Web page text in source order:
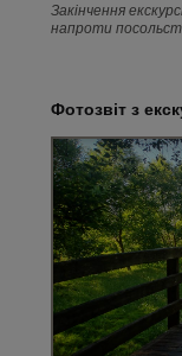
Закінчення
напроти
Фотозвіт з